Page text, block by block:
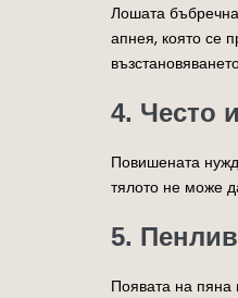
Лошата
апнея, която се
4. Често
Повишената
тялото не може
5.
Появата на пяна